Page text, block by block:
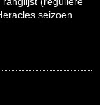
seizoen